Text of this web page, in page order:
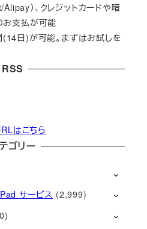
）、クレジットカードや暗
支払が可能
日)が可能。まずはお試しを
RSS
はこちら
ゴリー
サービス (2,999)